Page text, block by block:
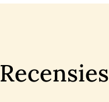
Recensies